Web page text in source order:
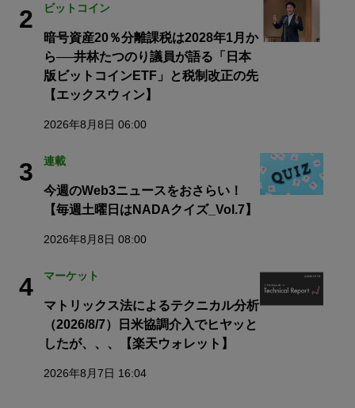
2 ビットコイン
暗号資産20％分離課税は2028年1月か
ら──井林たつのり議員が語る「日本
版ビットコインETF」と税制改正の先
【エックスウィン】
2026年8月8日 06:00
3 連載
今週のWeb3ニュースをおさらい！
【毎週土曜日はNADAクイズ_Vol.7】
2026年8月8日 08:00
4 マーケット
マトリックス法によるテクニカル分析
（2026/8/7）日米協調介入でヒヤッと
したが、、、【楽天ウォレット】
2026年8月7日 16:04